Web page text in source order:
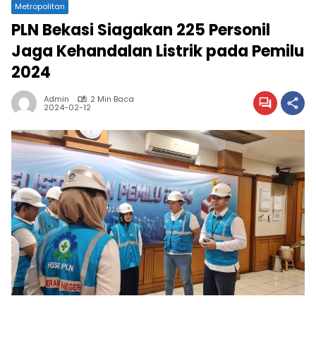
Metropolitan
PLN Bekasi Siagakan 225 Personil
Jaga Kehandalan Listrik pada Pemilu
2024
Admin 2 Min Baca
2024-02-12